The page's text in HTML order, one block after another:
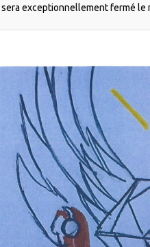
sera exceptionnellement fermé le